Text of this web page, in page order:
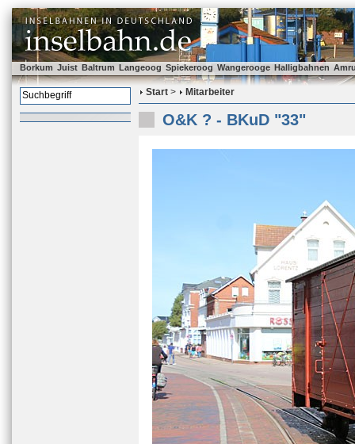
Borkum Juist Baltrum Langeoog Spiekeroog Wangerooge Halligbahnen
Start > Mitarbeiter
O&K ? - BKuD "33"